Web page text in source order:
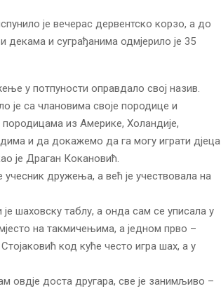
је вечерас дервентско корзо, а до
и суграђанима одмјерило је 35
у потпуности оправдало свој назив.
је са члановима своје породице и
из Америке, Холандије,
и да докажемо да га могу играти дјеца
је Драган Кокановић.
дружења, а већ је учествовала на
шаховску таблу, а онда сам се уписала у
на такмичењима, а једном прво –
код куће често игра шах, а у
овдје доста другара, све је занимљиво –